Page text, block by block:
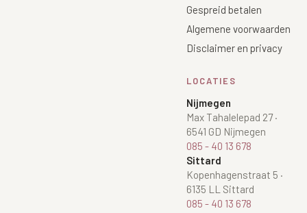
Gespreid betalen
Algemene voorwaarden
Disclaimer en privacy
LOCATIES
Nijmegen
Max Tahalelepad 27·
6541 GD Nijmegen
085 - 40 13 678
Sittard
Kopenhagenstraat 5 ·
6135 LL Sittard
085 - 40 13 678